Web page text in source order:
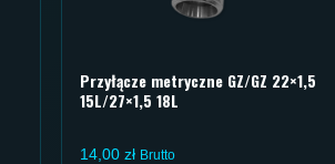
Przyłącze metryczne GZ/GZ 22×1,5
15L/27×1,5 18L
14,00 zł Brutto